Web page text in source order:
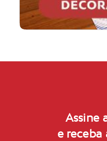
Assine
e receba